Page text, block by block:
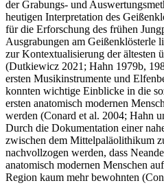
der Grabungs- und
heutigen Interpretation des
für die Erforschung des frühen
Ausgrabungen am Geißenklösterle
zur Kontextualisierung der ältesten
(Dutkiewicz 2021; Hahn 1979b,
ersten Musikinstrumente und
konnten wichtige Einblicke in die
ersten anatomisch modernen
werden (Conard et al. 2004; Hahn
Durch die Dokumentation einer
zwischen dem Mittelpaläolithikum
nachvollzogen werden, dass
anatomisch modernen Menschen
Region kaum mehr bewohnten